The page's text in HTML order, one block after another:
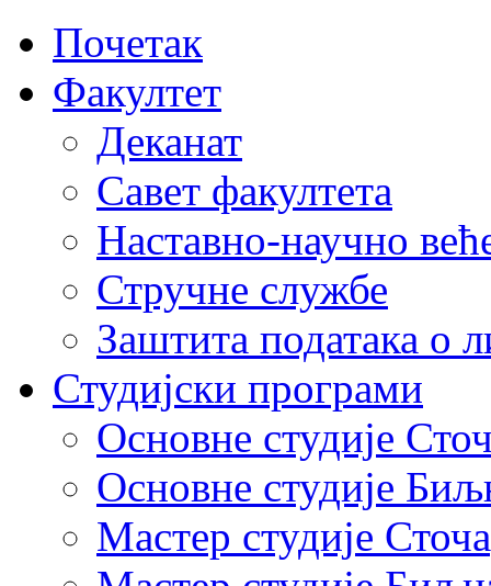
Почетак
Факултет
Деканат
Савет факултета
Наставно-научно
Стручне службе
Заштита података о
Студијски програми
Основне студије
Основне студије
Мастер студије